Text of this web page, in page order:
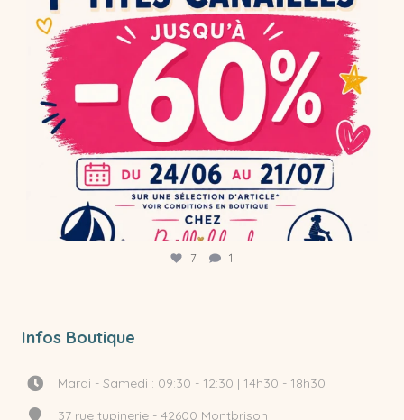
7 1
Infos Boutique
Mardi - Samedi : 09:30 - 12:30 | 14h30 - 18h30
37 rue tupinerie - 42600 Montbrison